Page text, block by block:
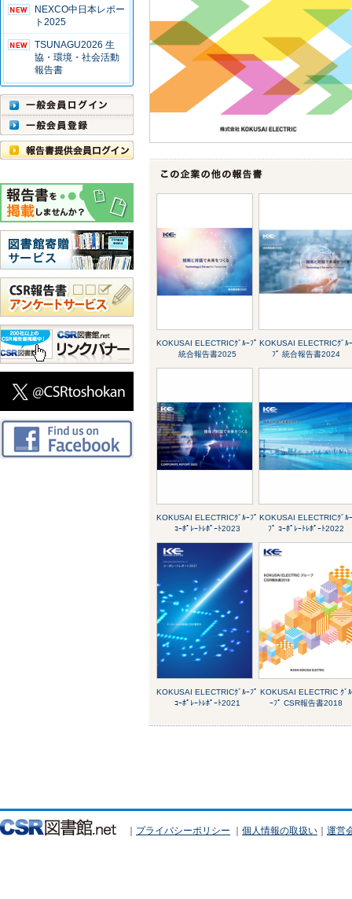
NEXCO中日本レポー
ト2025
TSUNAGU2026 生
協・環境・社会活動
報告書
KOKUSAI ELECTRICｸﾞﾙｰﾌﾟ
統合報告書2025
KOKUSAI ELECTRICｸﾞﾙｰ
ﾌﾟ 統合報告書2024
KOKUSAI ELECTRICｸﾞﾙｰﾌﾟ
ｺｰﾎﾟﾚｰﾄﾚﾎﾟｰﾄ2023
KOKUSAI ELECTRICｸﾞﾙｰ
ﾌﾟ ｺｰﾎﾟﾚｰﾄﾚﾎﾟｰﾄ2022
KOKUSAI ELECTRICｸﾞﾙｰﾌﾟ
ｺｰﾎﾟﾚｰﾄﾚﾎﾟｰﾄ2021
KOKUSAI ELECTRIC ｸﾞﾙ
ｰﾌﾟ CSR報告書2018
｜ プライバシーポリシー ｜ 個人情報の取扱い ｜ 運営